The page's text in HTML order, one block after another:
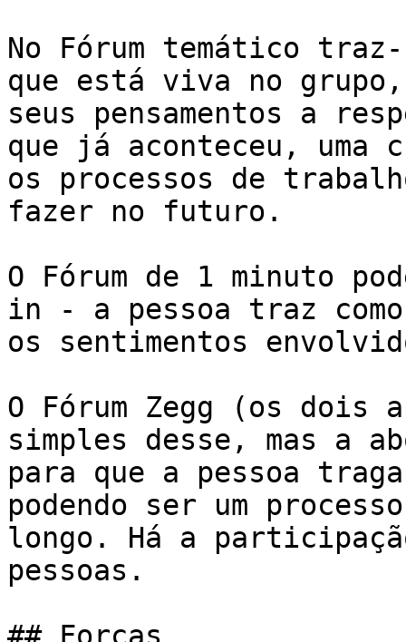
No Fórum temático
que está viva no
seus pensamentos a
que já aconteceu, uma
os processos de
fazer no futuro.
O Fórum de 1 minuto
in - a pessoa traz
os sentimentos
O Fórum Zegg (os dois
simples desse, mas a
para que a pessoa
podendo ser um
longo. Há a
pessoas.